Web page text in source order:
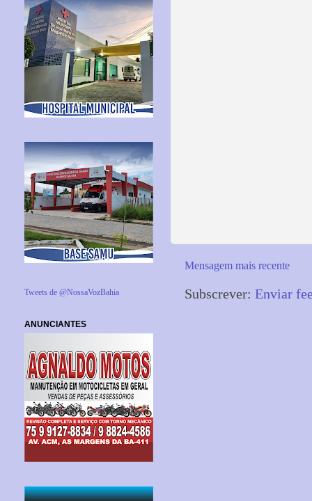
Mensagem mais recente
Subscrever: Enviar
Tweets de @NossaVozBahia
ANUNCIANTES